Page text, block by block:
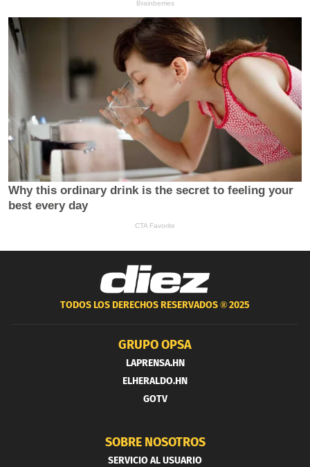
TODOS LOS DERECHOS RESERVADOS ®2025
GRUPO OPSA
LAPRENSA.HN
ELHERALDO.HN
GOTV
SOBRE NOSOTROS
SERVICIO AL USUARIO